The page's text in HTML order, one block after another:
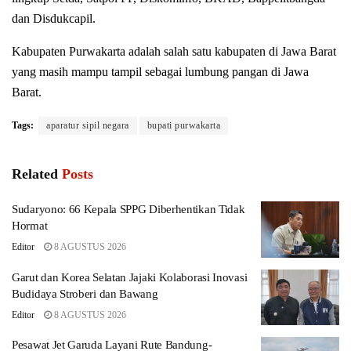
dan Disdukcapil.
Kabupaten Purwakarta adalah salah satu kabupaten di Jawa Barat
yang masih mampu tampil sebagai lumbung pangan di Jawa
Barat.
Tags: aparatur sipil negara bupati purwakarta
Related Posts
Sudaryono: 66 Kepala SPPG Diberhentikan Tidak
Hormat
Editor 8 AGUSTUS 2026
Garut dan Korea Selatan Jajaki Kolaborasi Inovasi
Budidaya Stroberi dan Bawang
Editor 8 AGUSTUS 2026
Pesawat Jet Garuda Layani Rute Bandung-